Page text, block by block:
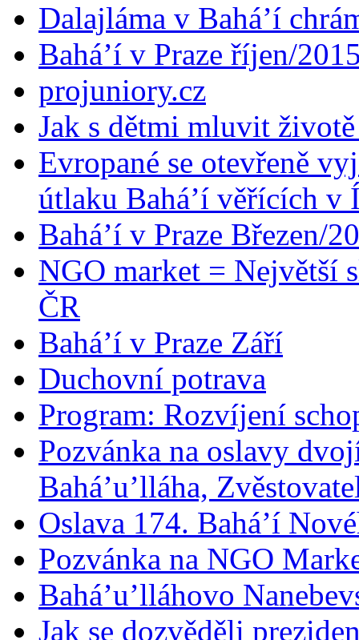
Dalajláma v Bahá’í
Bahá’í v Praze říjen/
projuniory.cz
Jak s dětmi mluvit
Evropané se otevřeně
útlaku Bahá’í věřících v
Bahá’í v Praze Březen/
NGO market = Největší
ČR
Bahá’í v Praze Září
Duchovní potrava
Program: Rozvíjení
Pozvánka na oslavy
Bahá’u’lláha,
Oslava 174. Bahá’í
Pozvánka na NGO
Bahá’u’lláhovo
Jak se dozvěděli